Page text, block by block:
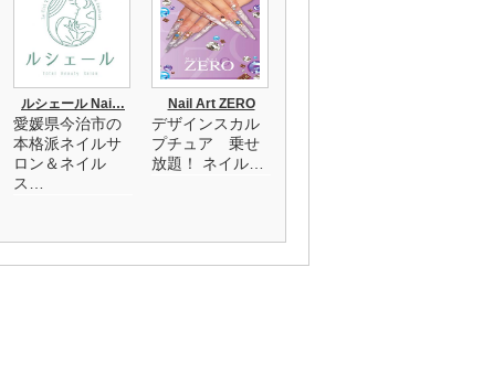
ルシェール Nai…
愛媛県今治市の
本格派ネイルサ
ロン＆ネイル
ス…
Nail Art ZERO
デザインスカル
プチュア 乗せ
放題！ ネイル…